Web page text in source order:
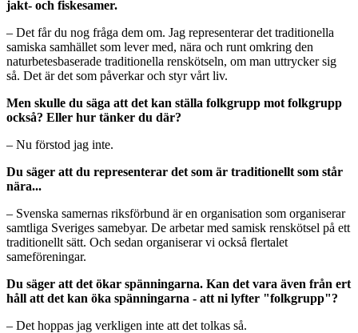
jakt- och fiskesamer.
– Det får du nog fråga dem om. Jag representerar det traditionella
samiska samhället som lever med, nära och runt omkring den
naturbetesbaserade traditionella renskötseln, om man uttrycker sig
så. Det är det som påverkar och styr vårt liv.
Men skulle du säga att det kan ställa folkgrupp mot folkgrupp
också? Eller hur tänker du där?
– Nu förstod jag inte.
Du säger att du representerar det som är traditionellt som står
nära...
– Svenska samernas riksförbund är en organisation som organiserar
samtliga Sveriges samebyar. De arbetar med samisk renskötsel på ett
traditionellt sätt. Och sedan organiserar vi också flertalet
sameföreningar.
Du säger att det ökar spänningarna. Kan det vara även från ert
håll att det kan öka spänningarna - att ni lyfter "folkgrupp"?
– Det hoppas jag verkligen inte att det tolkas så.